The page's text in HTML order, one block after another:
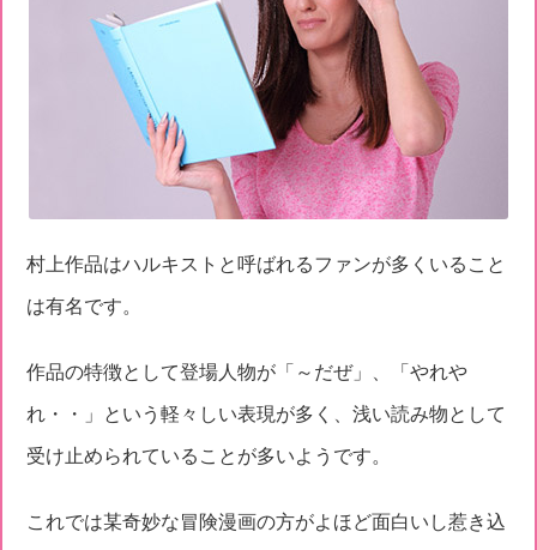
村上作品はハルキストと呼ばれるファンが多くいること
は有名です。
作品の特徴として登場人物が「～だぜ」、「やれや
れ・・」という軽々しい表現が多く、浅い読み物として
受け止められていることが多いようです。
これでは某奇妙な冒険漫画の方がよほど面白いし惹き込